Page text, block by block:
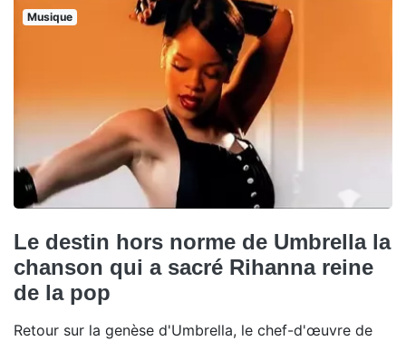
Musique
Le destin hors norme de Umbrella la
chanson qui a sacré Rihanna reine
de la pop
Retour sur la genèse d'Umbrella, le chef-d'œuvre de